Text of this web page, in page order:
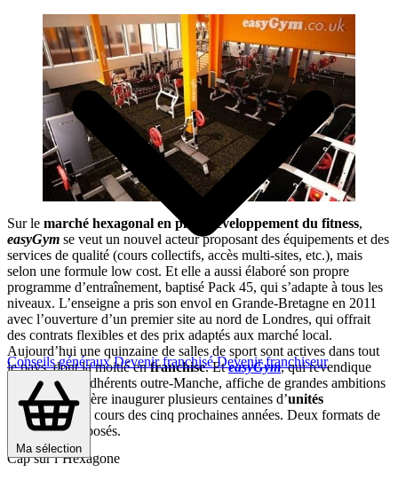
Conseils générauxDevenir franchiséDevenir franchiseur
Ma sélection
Sur le marché hexagonal en plein développement du fitness,
easyGym se veut un nouvel acteur proposant des équipements et des
services de qualité (cours collectifs, accès multi-sites, etc.), mais
selon une formule low cost. Et elle a aussi élaboré son propre
programme d’entraînement, baptisé Pack 45, qui s’adapte à tous les
niveaux. L’enseigne a pris son envol en Grande-Bretagne en 2011
avec l’ouverture d’un premier site au nord de Londres, qui offrait
des contrats flexibles et des prix adaptés aux marché local.
Aujourd’hui une quinzaine de salles de sport sont actives dans tout
le pays, dont la moitié enfranchise. EteasyGym, qui revendique
déjà 100 000 adhérents outre-Manche, affiche de grandes ambitions
puisqu’elle espère inaugurer plusieurs centaines d’unités
franchiséesau cours des cinq prochaines années. Deux formats de
salles sont proposés.
Cap sur l’Hexagone